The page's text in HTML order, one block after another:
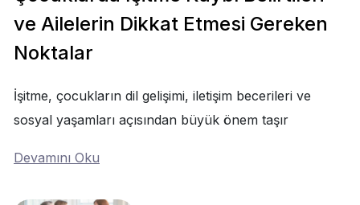
ve Ailelerin Dikkat Etmesi Gereken
Noktalar
İşitme, çocukların dil gelişimi, iletişim becerileri ve
sosyal yaşamları açısından büyük önem taşır
Devamını Oku